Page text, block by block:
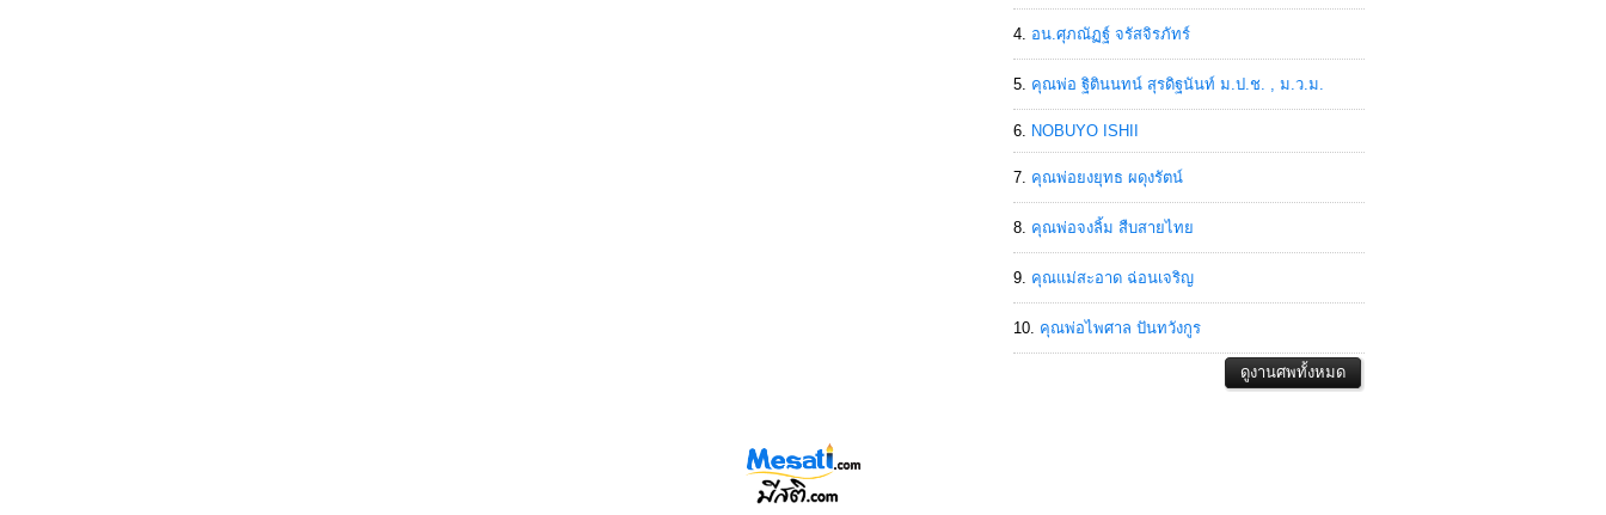
อน.ศุภณัฏฐ์ จรัสจิรภัทร์
คุณพ่อ ฐิตินนทน์ สุรดิฐนันท์ ม.ป.ช. , ม.ว.ม.
NOBUYO ISHII
คุณพ่อยงยุทธ ผดุงรัตน์
คุณพ่อจงลิ้ม สืบสายไทย
คุณแม่สะอาด ฉ่อนเจริญ
คุณพ่อไพศาล ปันทวังกูร